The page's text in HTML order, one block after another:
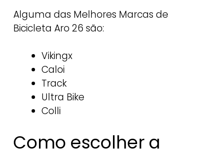
Alguma das Melhores Marcas de
Bicicleta Aro 26 são:
Vikingx
Caloi
Track
Ultra Bike
Colli
Como escolher a